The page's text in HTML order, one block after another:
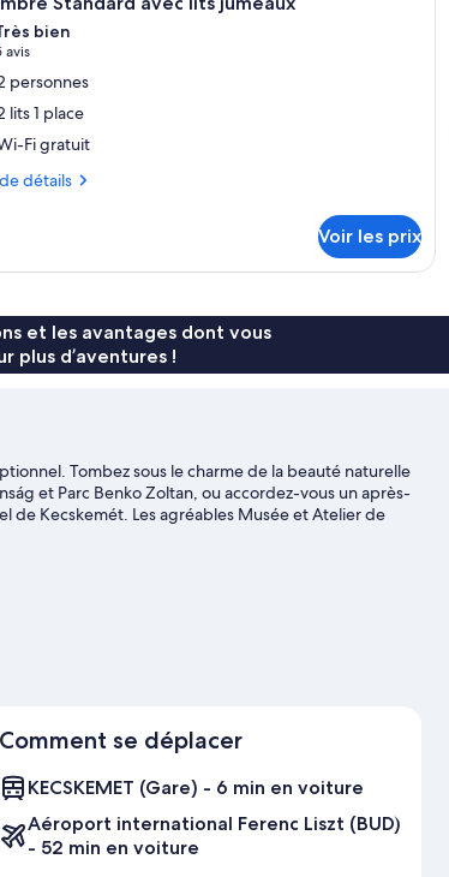
10
bien
avis
avis)
personnes
lits 1 place
Fi gratuit
détails
Voir les prix
et les avantages dont vous
plus d’aventures !
Tombez sous le charme de la beauté naturelle
et Parc Benko Zoltan, ou accordez-vous un après-
de Kecskemét. Les agréables Musée et Atelier de
Comment se déplacer
KECSKEMET (Gare) - 6 min en voiture
Aéroport international Ferenc Liszt (BUD)
- 52 min en voiture